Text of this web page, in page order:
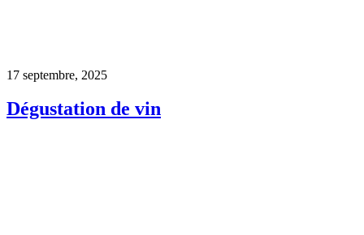
17 septembre, 2025
Dégustation de vin